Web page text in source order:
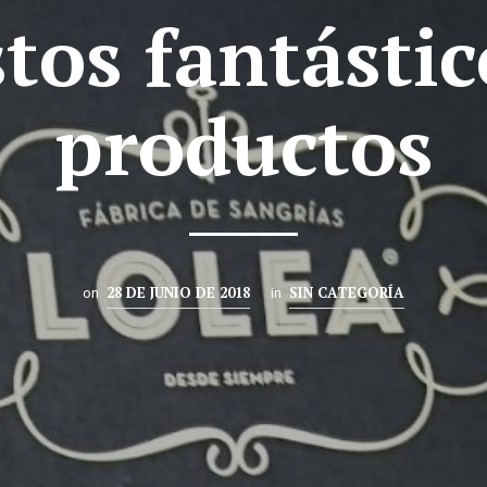
productos
on 28 DE JUNIO DE 2018 in SIN CATEGORÍA